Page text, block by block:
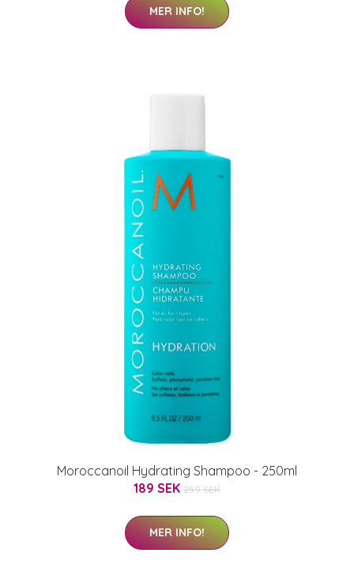
MER INFO!
Moroccanoil Hydrating Shampoo - 250ml
189 SEK 259 SEK
MER INFO!